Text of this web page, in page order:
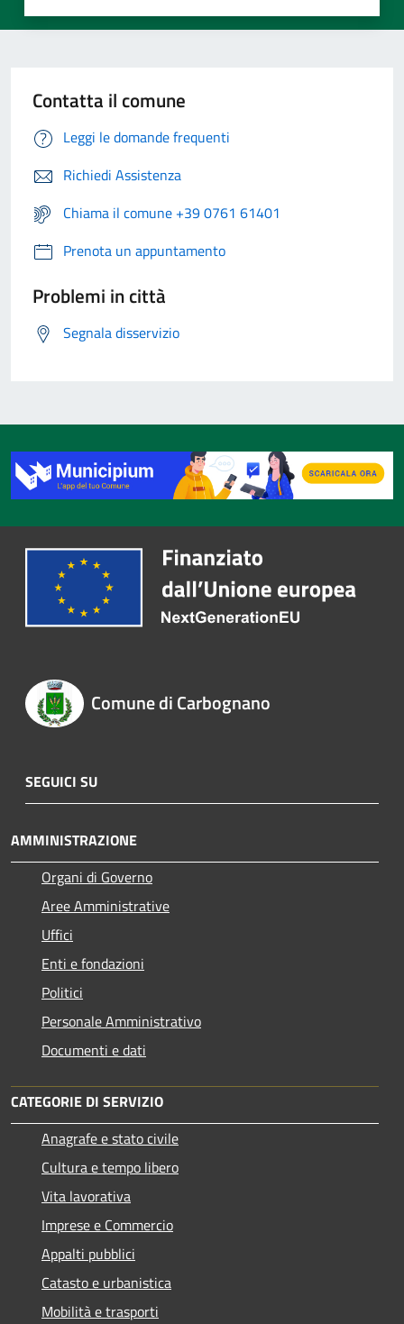
Contatta il comune
Leggi le domande frequenti
Richiedi Assistenza
Chiama il comune +39 0761 61401
Prenota un appuntamento
Problemi in città
Segnala disservizio
Comune di Carbognano
SEGUICI SU
AMMINISTRAZIONE
Organi di Governo
Aree Amministrative
Uffici
Enti e fondazioni
Politici
Personale Amministrativo
Documenti e dati
CATEGORIE DI SERVIZIO
Anagrafe e stato civile
Cultura e tempo libero
Vita lavorativa
Imprese e Commercio
Appalti pubblici
Catasto e urbanistica
Mobilità e trasporti